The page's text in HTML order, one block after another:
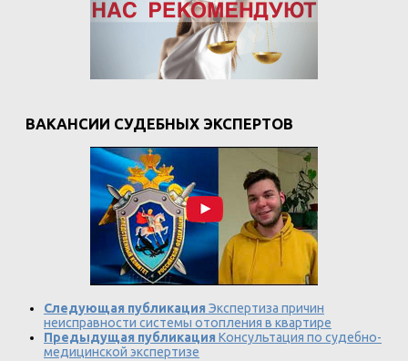
ВАКАНСИИ СУДЕБНЫХ ЭКСПЕРТОВ
Следующая публикация Экспертиза причин
неисправности системы отопления в квартире
Предыдущая публикация Консультация по судебно-
медицинской экспертизе